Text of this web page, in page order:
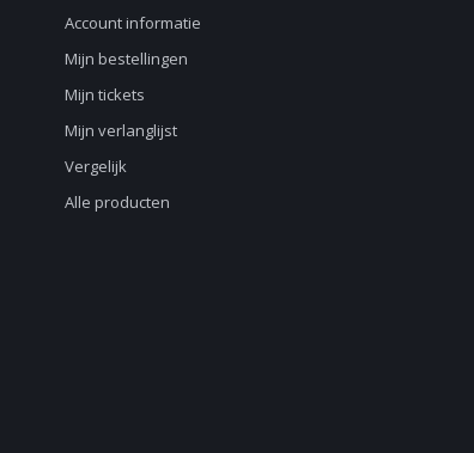
Account informatie
Mijn bestellingen
Mijn tickets
Mijn verlanglijst
Vergelijk
Alle producten